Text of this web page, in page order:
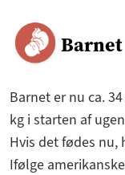
Barnet
Barnet er nu ca.
kg i starten af
Hvis det fødes nu,
Ifølge